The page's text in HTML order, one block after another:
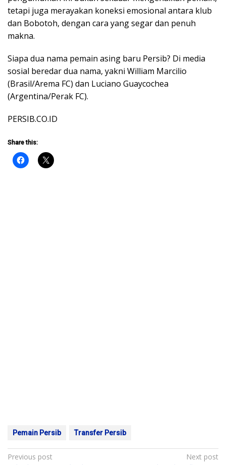
tetapi juga merayakan koneksi emosional antara klub
dan Bobotoh, dengan cara yang segar dan penuh
makna.
Siapa dua nama pemain asing baru Persib? Di media
sosial beredar dua nama, yakni William Marcilio
(Brasil/Arema FC) dan Luciano Guaycochea
(Argentina/Perak FC).
PERSIB.CO.ID
Share this:
Pemain Persib Transfer Persib
Post
Previous post
Next post